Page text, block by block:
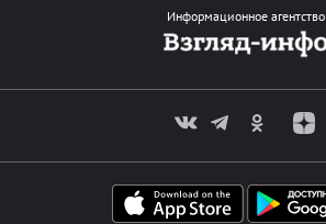
Информационное агентство